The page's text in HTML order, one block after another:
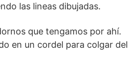
las lineas dibujadas.
que tengamos por ahí.
en un cordel para colgar del